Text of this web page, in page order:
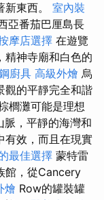
東西。 室內裝
亞番茄巴厘島長
摩店選擇 在遊覽
精神寺廟和白色的
廚具 高級外燴 烏
觀的平靜完全和諧
櫚灘可能是理想
脈，平靜的海灣和
有效，而且在現實
最佳選擇 蒙特雷
館，從Cancery
燴 Row的罐裝罐